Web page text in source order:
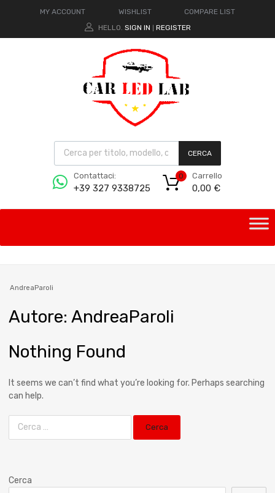
MY ACCOUNT WISHLIST
COMPARE LIST
HELLO. SIGN IN REGISTER
CERCA
Contattaci:
+39 327 9338725
Carrello
0,00 €
0
AndreaParoli
Autore: AndreaParoli
Nothing Found
It seems we can’t find what you’re looking for. Perhaps searching
can help.
Cerca